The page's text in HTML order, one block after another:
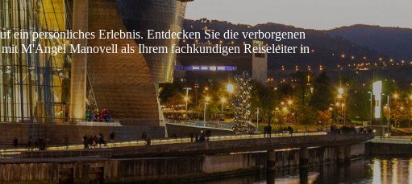
ein persönliches Erlebnis. Entdecken Sie die verborgenen
M'Angel Manovell als Ihrem fachkundigen Reiseleiter in